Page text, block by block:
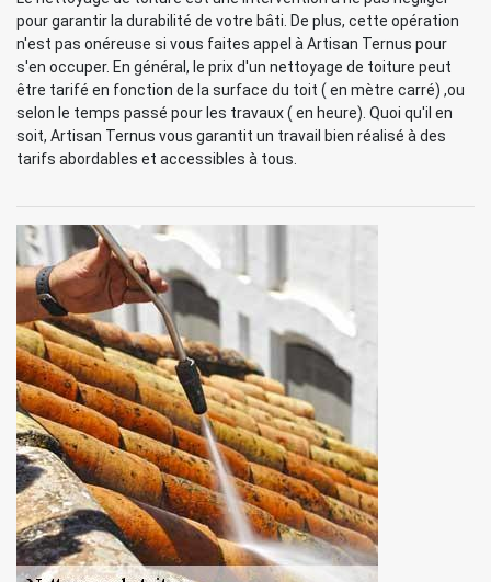
pour garantir la durabilité de votre bâti. De plus, cette opération
n'est pas onéreuse si vous faites appel à Artisan Ternus pour
s'en occuper. En général, le prix d'un nettoyage de toiture peut
être tarifé en fonction de la surface du toit ( en mètre carré) ,ou
selon le temps passé pour les travaux ( en heure). Quoi qu'il en
soit, Artisan Ternus vous garantit un travail bien réalisé à des
tarifs abordables et accessibles à tous.